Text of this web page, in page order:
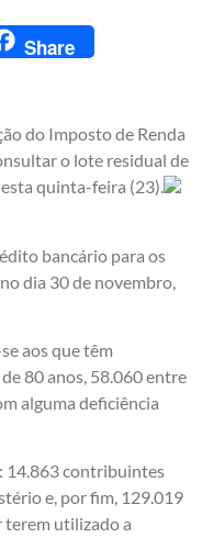
Share
do Imposto de Renda
o lote residual de
quinta-feira (23).
bancário para os
dia 30 de novembro,
aos que têm
80 anos, 58.060 entre
alguma deficiência
14.863 contribuintes
e, por fim, 129.019
terem utilizado a